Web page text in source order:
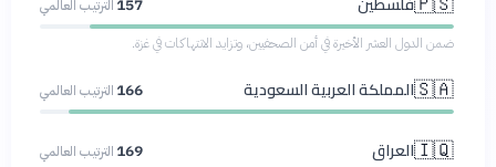
الترتيب العالمي
ضمن الدول العشر الأخيرة في أمن الصحفيين، وتزايد الانتهاكات في غزة.
🇸🇦المملكة العربية السعودية 166 الترتيب العالمي
🇮🇶العراق 169 الترتيب العالمي